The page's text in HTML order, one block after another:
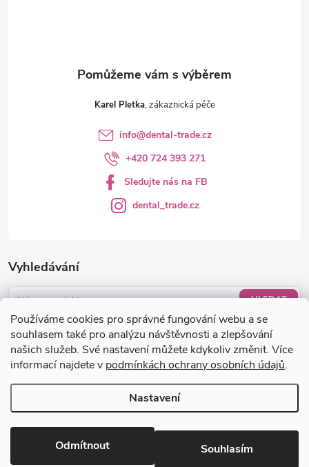
Používáme cookies pro správné fungování webu a se
souhlasem také pro analýzu návštěvnosti a zlepšování
našich služeb. Své nastavení můžete kdykoliv změnit. Více
informací najdete v podmínkách ochrany osobních údajů.
Nastavení
Odmítnout Souhlasím
Vyhledávání
HLEDAT
Nákupní košík
0KS /0 KČ
Karel Pletka
info@dental-trade.cz
+420 724 393 271
Sledujte nás na FB
dental_trade.cz
Copyright 2026dental-trade.cz. Všechna práva vyhrazena.Upravit
nastavení cookies